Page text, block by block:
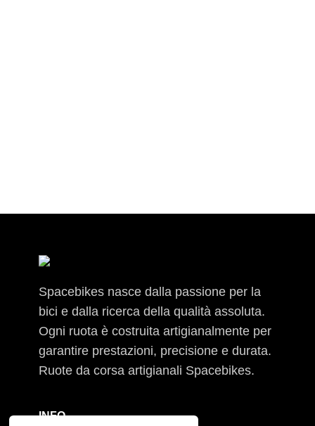
Spacebikes nasce dalla passione per la
bici e dalla ricerca della qualità assoluta.
Ogni ruota è costruita artigianalmente per
garantire prestazioni, precisione e durata.
Ruote da corsa artigianali Spacebikes.
INFO